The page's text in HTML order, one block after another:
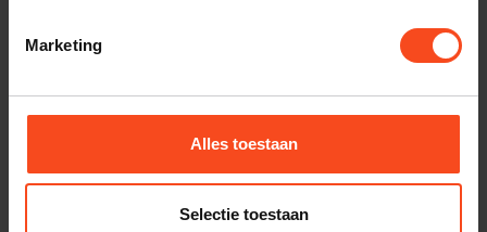
Marketing
Alles toestaan
Selectie toestaan
Atohm GT3-HD Wegnut (demo)
€8.999, - Voor
Atoll AM300 Eindversterker (nieuw)
Focal Vestia N4 zwart (demo)
€1.998,-
Focal Kanta No3 walnoten/ivory